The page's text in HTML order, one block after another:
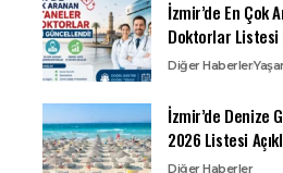
İzmir’de En Çok
Doktorlar Listesi
Diğer Haberler
İzmir’de Denize
2026 Listesi
Diğer Haberler